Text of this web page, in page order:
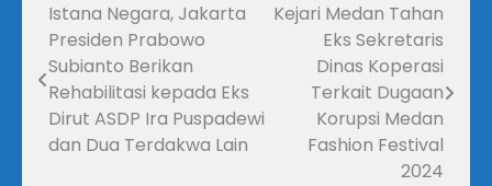
Navigasi
pos
Istana Negara, Jakarta
Presiden Prabowo
Subianto Berikan
Rehabilitasi kepada Eks
Dirut ASDP Ira Puspadewi
dan Dua Terdakwa Lain
Kejari Medan Tahan
Eks Sekretaris
Dinas Koperasi
Terkait Dugaan
Korupsi Medan
Fashion Festival
2024